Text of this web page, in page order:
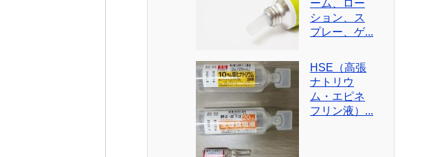
ーム、ロー
ション、ス
プレー、ゲ...
HSE（高張
ナトリウ
ム・エピネ
フリン液）...